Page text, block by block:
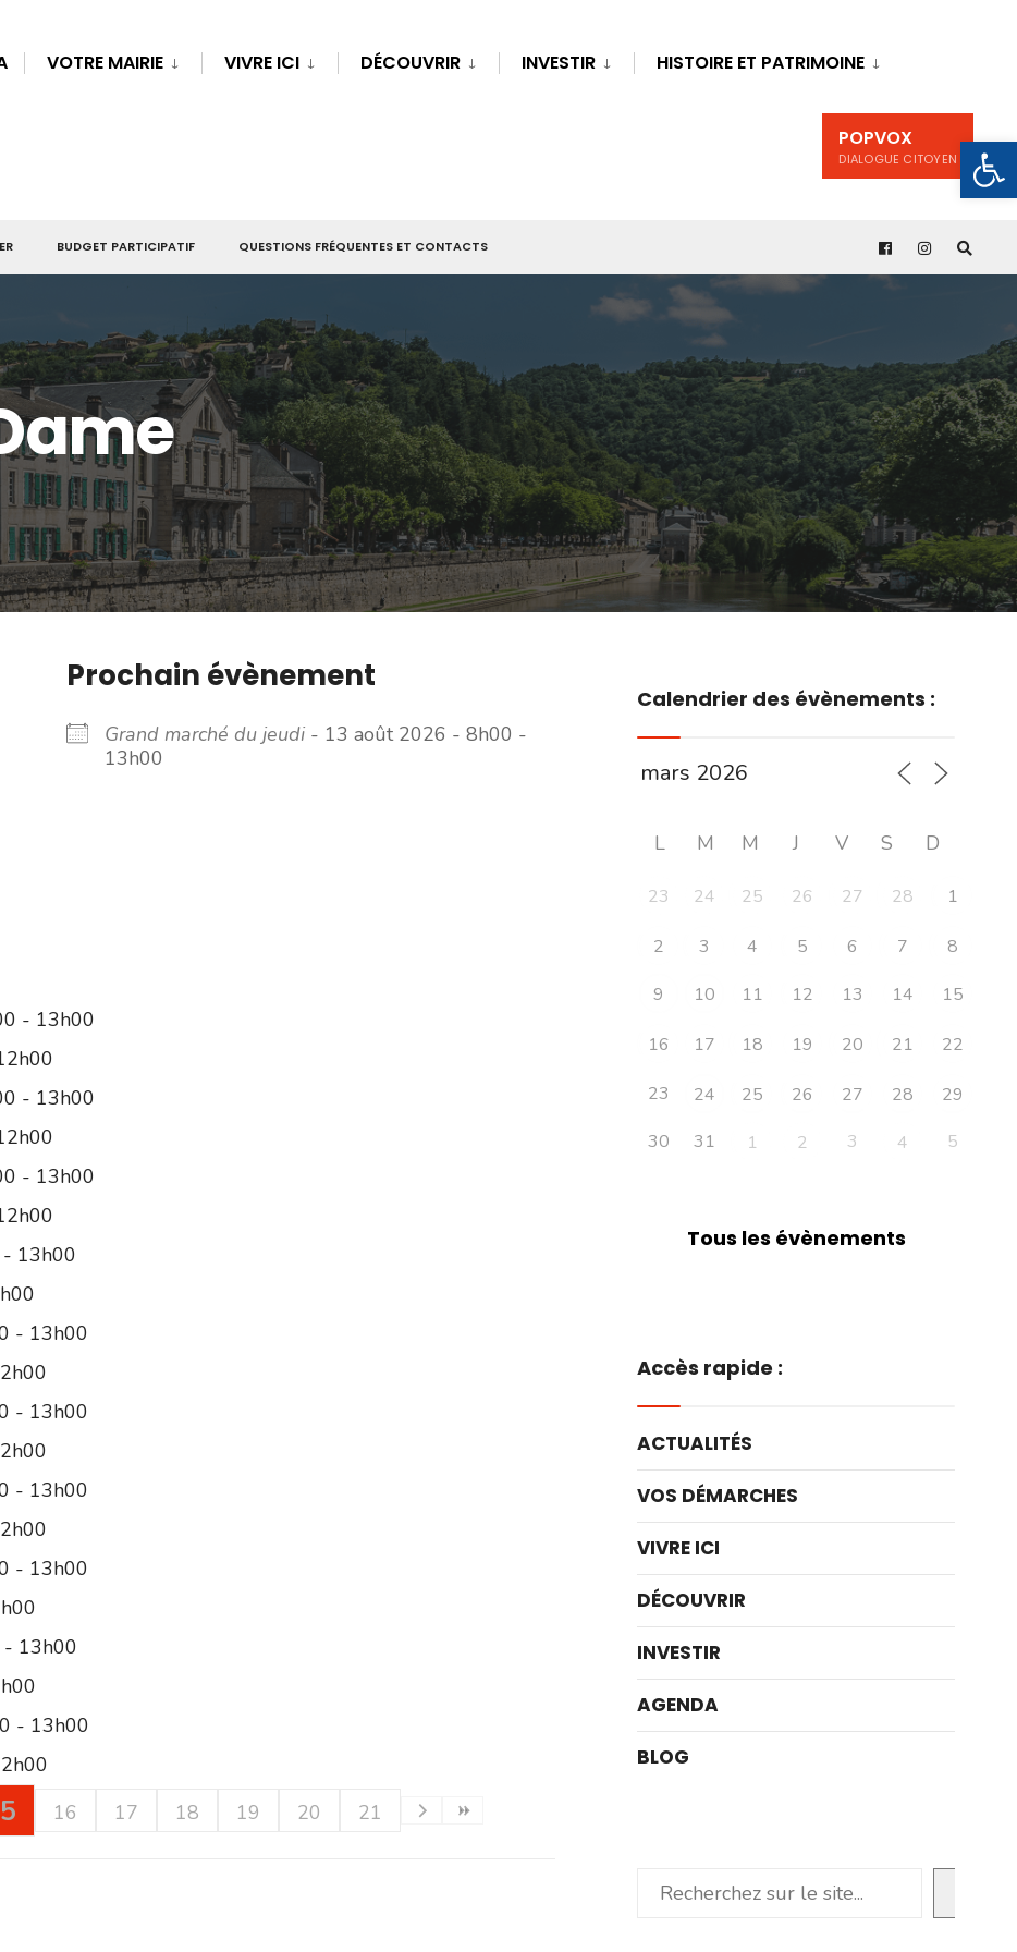
VOTRE MAIRIE VIVRE ICI DÉCOUVRIR INVESTIR HISTOIRE ET PATRIMOINE
POPVOX
DIALOGUE CITOYEN
BUDGET PARTICIPATIF QUESTIONS FRÉQUENTES ET CONTACTS
Prochain évènement
Grand marché du jeudi - 13 août 2026 - 8h00 -
13h00
- 13h00
- 13h00
- 13h00
13h00
- 13h00
- 13h00
- 13h00
- 13h00
13h00
- 13h00
16 17 18 19 20 21
Calendrier des évènements :
L M M J V S D
23 24 25 26 27 28 1
2 3 4 5 6 7
8
9
10 11 12 13 14 15
16 17 18 19 20 21 22
23 24 25 26 27 28
29
30
31 1 2 3 4 5
Tous les évènements
Accès rapide :
ACTUALITÉS
VOS DÉMARCHES
VIVRE ICI
DÉCOUVRIR
INVESTIR
AGENDA
BLOG
Rechercher